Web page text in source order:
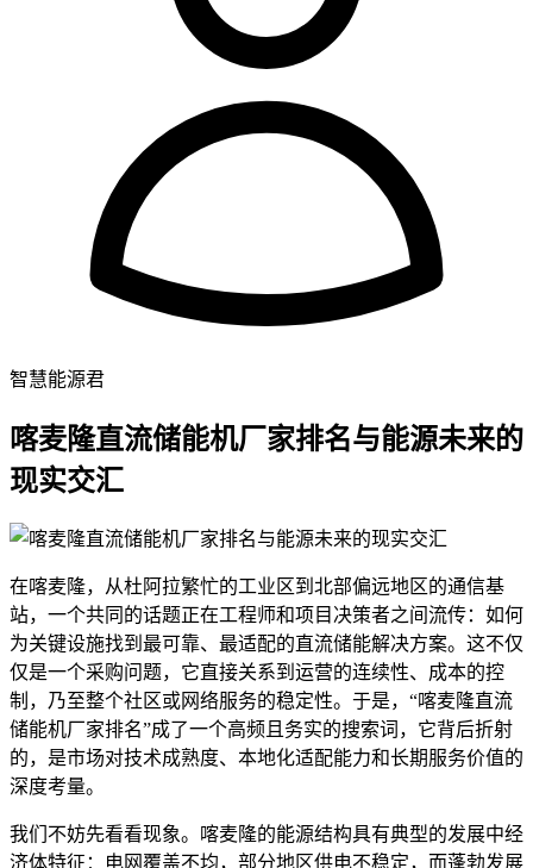
智慧能源君
喀麦隆直流储能机厂家排名与能源未来的
现实交汇
在喀麦隆，从杜阿拉繁忙的工业区到北部偏远地区的通信基
站，一个共同的话题正在工程师和项目决策者之间流传：如何
为关键设施找到最可靠、最适配的直流储能解决方案。这不仅
仅是一个采购问题，它直接关系到运营的连续性、成本的控
制，乃至整个社区或网络服务的稳定性。于是，“喀麦隆直流
储能机厂家排名”成了一个高频且务实的搜索词，它背后折射
的，是市场对技术成熟度、本地化适配能力和长期服务价值的
深度考量。
我们不妨先看看现象。喀麦隆的能源结构具有典型的发展中经
济体特征：电网覆盖不均，部分地区供电不稳定，而蓬勃发展